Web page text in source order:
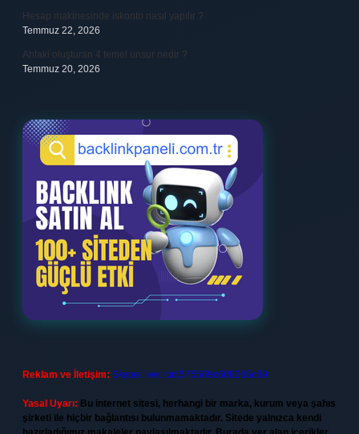
Hesap makinesinde iskonto nasıl yapılır ?
Temmuz 22, 2026
Ahlaki oluşturan 4 temel unsur nedir ?
Temmuz 20, 2026
Reklam ve İletişim: Skype: live:.cid.575569c608265c69
Yasal Uyarı: Bu internet sitesi, herhangi bir marka, kurum veya şahıs
şirketi ile hiçbir bağlantısı bulunmamaktadır. Sitede yalnızca kendi